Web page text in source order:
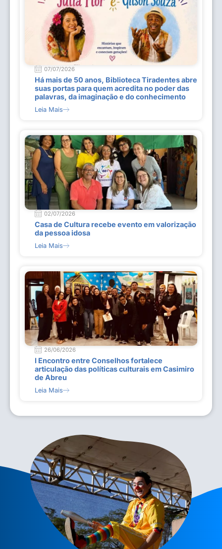
07/07/2026
Há mais de 50 anos, Biblioteca Tiradentes abre
suas portas para quem acredita no poder das
palavras, da imaginação e do conhecimento
Leia Mais
02/07/2026
Casa de Cultura recebe evento em valorização
da pessoa idosa
Leia Mais
26/06/2026
I Encontro entre Conselhos fortalece
articulação das políticas culturais em Casimiro
de Abreu
Leia Mais